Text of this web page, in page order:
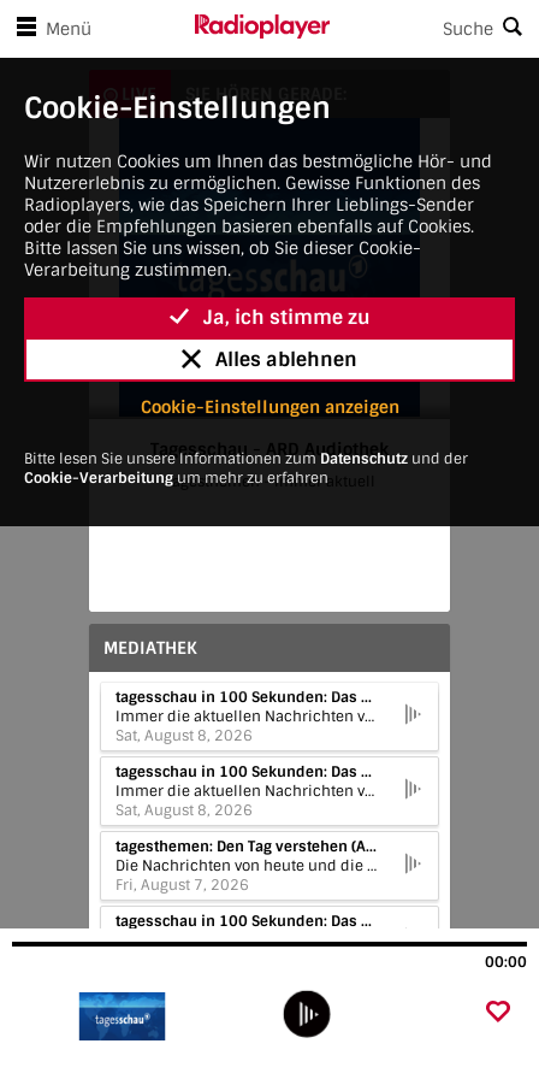
Cookie-Einstellungen
Wir nutzen Cookies um Ihnen das bestmögliche Hör- und
Nutzererlebnis zu ermöglichen. Gewisse Funktionen des
Radioplayers, wie das Speichern Ihrer Lieblings-Sender
oder die Empfehlungen basieren ebenfalls auf Cookies.
Bitte lassen Sie uns wissen, ob Sie dieser Cookie-
Verarbeitung zustimmen.
Ja, ich stimme zu
Alles ablehnen
Cookie-Einstellungen anzeigen
Bitte lesen Sie unsere Informationen zumDatenschutz und der
Cookie-Verarbeitung um mehr zu erfahren
Zum Hauptinhalt springen
Player-Steuerungen springen
Menü Suche
Tagesschau - ARD Audiothek
LIVE SIE HÖREN GERADE:
Tagesschau - ARD Audiothek
Tagesthemen - Immer aktuell
MEDIATHEK
tagesschau in 100 Sekunden: Das aktuelle News-Update (Audio) | tagesschau in 100 Sekunden
Immer die aktuellen Nachrichten von heute: Die tagesschau in 100 Sekunden liefert euch mehrmals am Tag ein kurzes News-Update. Hier zum Nachhören.
Sat, August 8, 2026
tagesschau in 100 Sekunden: Das aktuelle News-Update (Audio) | tagesschau in 100 Sekunden
Immer die aktuellen Nachrichten von heute: Die tagesschau in 100 Sekunden liefert euch mehrmals am Tag ein kurzes News-Update. Hier zum Nachhören.
Sat, August 8, 2026
tagesthemen: Den Tag verstehen (Audio) | tagesthemen 21:45 Uhr, 07.08.2026
Die Nachrichten von heute und die Frage: Was bedeuten sie? Die tagesthemen bieten weiterführende Informationen zu dem, was aktuell wichtig ist. Sie liefern Erklärung und Analyse, sowie Beispiele von vor Ort. Hier zum Nachhören.
Fri, August 7, 2026
tagesschau in 100 Sekunden: Das aktuelle News-Update (Audio) | tagesschau in 100 Sekunden
Immer die aktuellen Nachrichten von heute: Die tagesschau in 100 Sekunden liefert euch mehrmals am Tag ein kurzes News-Update. Hier zum Nachhören.
Fri, August 7, 2026
00:00